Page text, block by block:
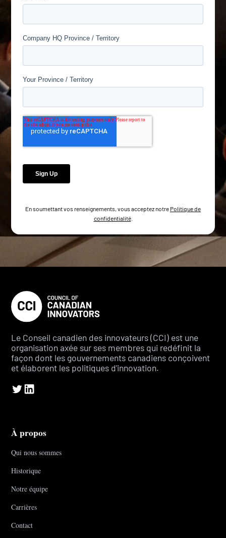
En soumettant vos renseignements, vous acceptez notre Politique de
confidentialité.
Le Conseil canadien des innovateurs (CCI) est une
organisation axée sur ses membres qui redéfinit la
façon dont les gouvernements canadiens conçoivent
et élaborent les politiques d'innovation.
À propos
Qui nous sommes
Historique
Notre équipe
Carrières
Contact